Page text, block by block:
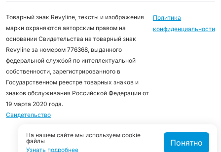
Товарный знак Revyline, тексты и изображения
марки охраняются авторским правом на
основании Свидетельства на товарный знак
Revyline за номером 776368, выданного
федеральной службой по интеллектуальной
собственности, зарегистрированного в
Государственном реестре товарных знаков и
знаков обслуживания Российской Федерации от
19 марта 2020 года.
Свидетельство
Политика
конфиденциальности
На нашем сайте мы используем cookie
файлы
Узнать подробнее
Понятно